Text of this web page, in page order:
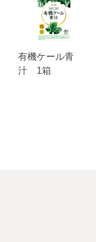
有機ケール青
汁 1箱